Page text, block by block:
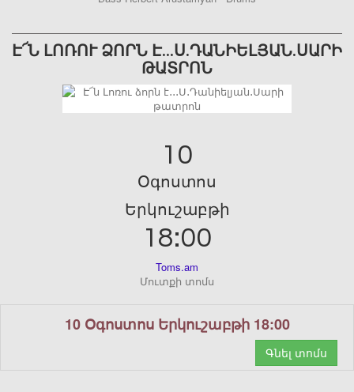
Է՜Ն ԼՈՌՈՒ ՁՈՐՆ Է․․․Ս․ԴԱՆԻԵԼՅԱՆ․ՍԱՐԻ
ԹԱՏՐՈՆ
10
Օգոստոս
Երկուշաբթի
18:00
Toms.am
Մուտքի տոմս
10 Օգոստոս Երկուշաբթի 18:00
Գնել տոմս